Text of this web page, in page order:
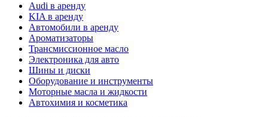
Audi в аренду
KIA в аренду
Автомобили в аренду
Ароматизаторы
Трансмиссионное масло
Электроника для авто
Шины и диски
Оборудование и инструменты
Моторные масла и жидкости
Автохимия и косметика